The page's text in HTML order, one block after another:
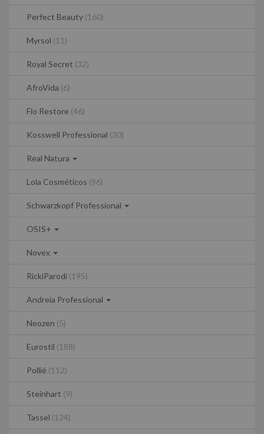
Perfect Beauty (160)
Myrsol (11)
Royal Secret (32)
AfroVida (6)
Fio Restore (46)
Kosswell Professional (30)
Real Natura
Lola Cosméticos (96)
Schwarzkopf Professional
OSIS+
Novex
RickiParodi (195)
Andreia Professional
Neozen (5)
Eurostil (188)
Pollié (112)
Steinhart (9)
Tassel (124)